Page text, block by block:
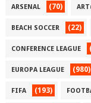
ARSENAL (70)
BEACH SOCCER (22)
CONFERENCE LEAGUE
EUROPA LEAGUE (980)
FIFA (193)